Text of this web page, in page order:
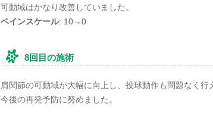
可動域はかなり改善していました。
ペインスケール: 10→0
8回目の施術
肩関節の可動域が大幅に向上し、投球動作も問題なく
今後の再発予防に努めました。